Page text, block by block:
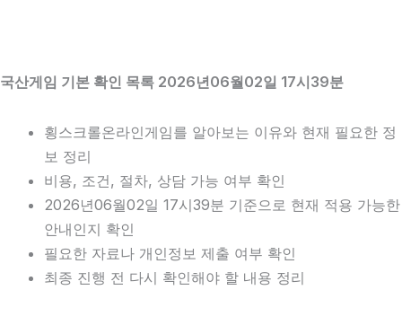
국산게임 기본 확인 목록 2026년06월02일 17시39분
횡스크롤온라인게임를 알아보는 이유와 현재 필요한 정
보 정리
비용, 조건, 절차, 상담 가능 여부 확인
2026년06월02일 17시39분 기준으로 현재 적용 가능한
안내인지 확인
필요한 자료나 개인정보 제출 여부 확인
최종 진행 전 다시 확인해야 할 내용 정리